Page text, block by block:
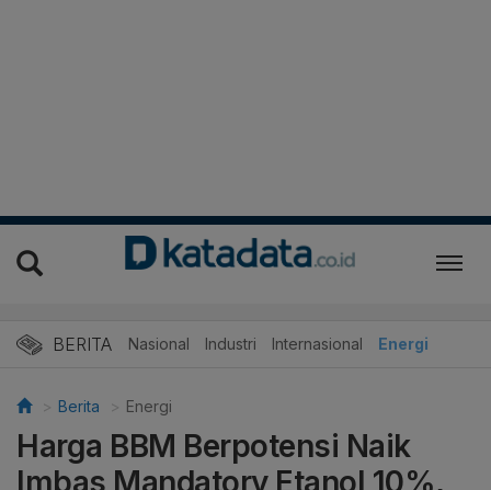
BERITA Nasional Industri Internasional Energi
Berita Energi
Harga BBM Berpotensi Naik
Imbas Mandatory Etanol 10%,